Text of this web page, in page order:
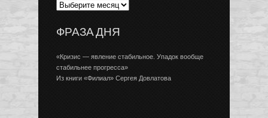
ФРАЗА ДНЯ
«Кризис — явление стабильное. Упадок вообще
стабильнее прогресса»
Из книги «Филиал» Сергея Довлатова